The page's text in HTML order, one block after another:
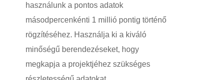
használunk a pontos adatok
másodpercenkénti 1 millió pontig történő
rögzítéséhez. Használja ki a kiváló
minőségű berendezéseket, hogy
megkapja a projektjéhez szükséges